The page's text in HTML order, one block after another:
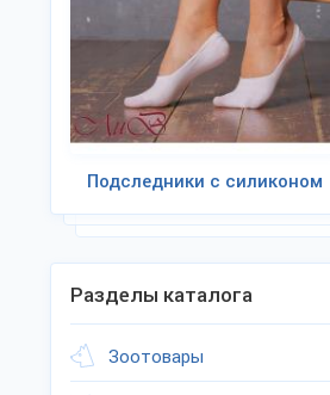
Подследники с силиконом
Разделы каталога
Зоотовары